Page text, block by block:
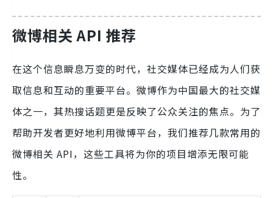
微博相关 API 推荐
在这个信息瞬息万变的时代，社交媒体已经成为人们获
取信息和互动的重要平台。微博作为中国最大的社交媒
体之一，其热搜话题更是反映了公众关注的焦点。为了
帮助开发者更好地利用微博平台，我们推荐几款常用的
微博相关 API，这些工具将为你的项目增添无限可能
性。